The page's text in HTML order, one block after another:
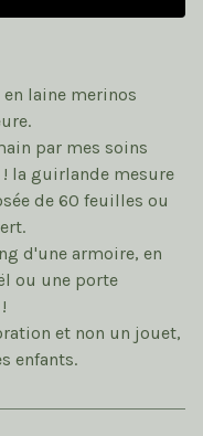
laine merinos
par mes soins
la guirlande mesure
de 60 feuilles ou
d'une armoire, en
ou une porte
et non un jouet,
enfants.